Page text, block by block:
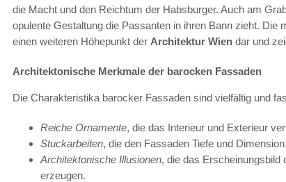
die Macht und den Reichtum der Habsburger. Auch am
opulente Gestaltung die Passanten in ihren Bann zieht. Die
einen weiteren Höhepunkt der Architektur Wien dar und
Architektonische Merkmale der barocken Fassaden
Die Charakteristika barocker Fassaden sind vielfältig und
Reiche Ornamente, die das Interieur und Exterieur
Stuckarbeiten, die den Fassaden Tiefe und
Architektonische Illusionen, die das Erscheinungsbild
erzeugen.